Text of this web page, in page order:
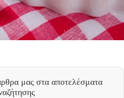
μας στα αποτελέσματα